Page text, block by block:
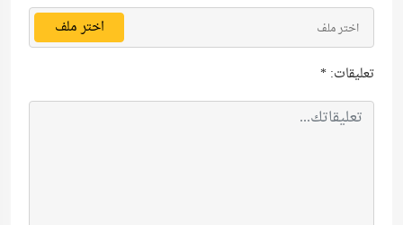
اختر ملف
اختر ملف
تعليقات:*